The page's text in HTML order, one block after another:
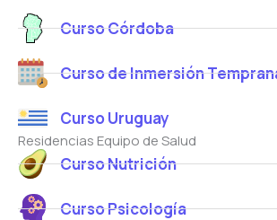
Curso Córdoba
Curso de Inmersión
Curso Uruguay
Residencias Equipo de Salud
Curso Nutrición
Curso Psicología